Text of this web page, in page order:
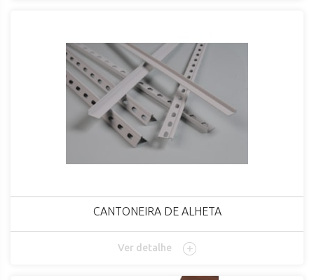
CANTONEIRA DE ALHETA
Ver detalhe